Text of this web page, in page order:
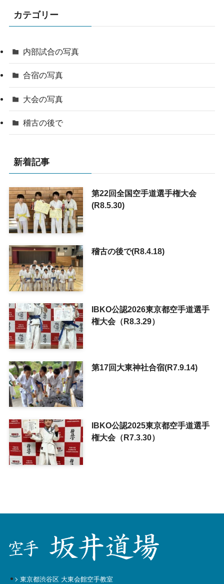
カテゴリー
内部試合の写真
合宿の写真
大会の写真
稽古の後で
新着記事
第22回全国空手道選手権大会
(R8.5.30)
稽古の後で(R8.4.18)
IBKO公認2026東京都空手道選手
権大会（R8.3.29）
第17回大東神社合宿(R7.9.14)
IBKO公認2025東京都空手道選手
権大会（R7.3.30）
東京都渋谷区 大東会館空手教室